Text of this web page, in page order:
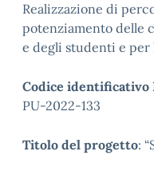
Realizzazione di
potenziamento delle
e degli studenti e per
Codice identificativo
PU-2022-133
Titolo del progetto: